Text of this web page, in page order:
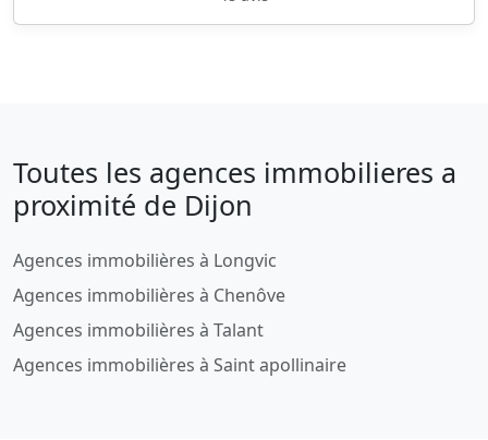
Toutes les agences immobilieres a
proximité de Dijon
Agences immobilières à Longvic
Agences immobilières à Chenôve
Agences immobilières à Talant
Agences immobilières à Saint apollinaire